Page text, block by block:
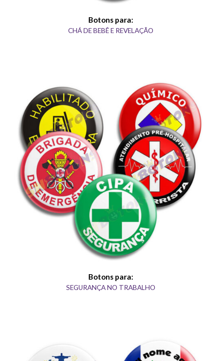
Botons para:
CHÁ DE BEBÊ E REVELAÇÃO
Botons para:
SEGURANÇA NO TRABALHO